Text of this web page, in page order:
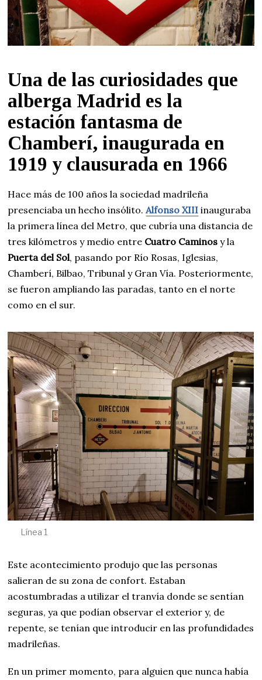
Una de las curiosidades que
alberga Madrid es la
estación fantasma de
Chamberí, inaugurada en
1919 y clausurada en 1966
Hace más de 100 años la sociedad madrileña
presenciaba un hecho insólito.Alfonso XIII inauguraba
la primera línea del Metro, que cubría una distancia de
tres kilómetros y medio entre Cuatro Caminos y la
Puerta del Sol, pasando por Río Rosas, Iglesias,
Chamberí, Bilbao, Tribunal y Gran Vía. Posteriormente,
se fueron ampliando las paradas, tanto en el norte
como en el sur.
Línea 1
Este acontecimiento produjo que las personas
salieran de su zona de confort. Estaban
acostumbradas a utilizar el tranvía donde se sentían
seguras, ya que podían observar el exterior y, de
repente, se tenían que introducir en las profundidades
madrileñas.
En un primer momento, para alguien que nunca había